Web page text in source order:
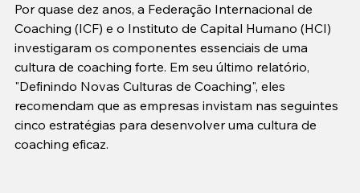
Por quase dez anos, a Federação Internacional de
Coaching (ICF) e o Instituto de Capital Humano (HCI)
investigaram os componentes essenciais de uma
cultura de coaching forte. Em seu último relatório,
"Definindo Novas Culturas de Coaching", eles
recomendam que as empresas invistam nas seguintes
cinco estratégias para desenvolver uma cultura de
coaching eficaz.